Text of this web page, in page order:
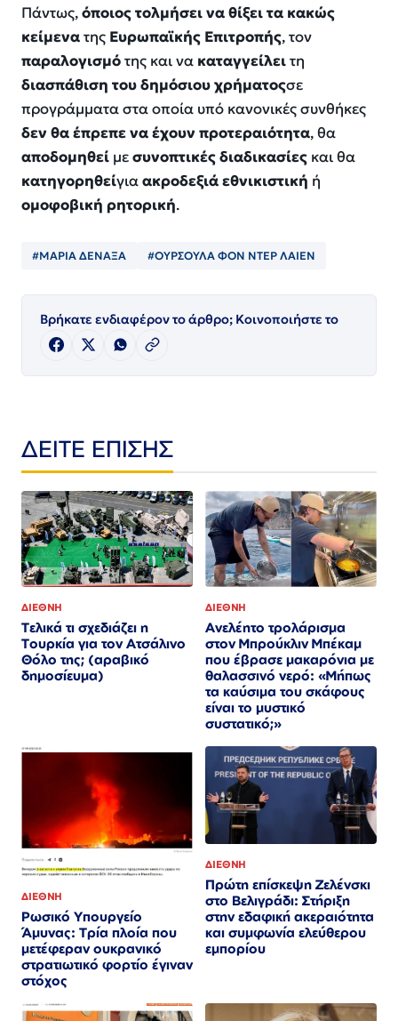
Πάντως,όποιος τολμήσει να θίξει τα κακώς
κείμενατης Ευρωπαϊκής Επιτροπής, τον
παραλογισμότης και να καταγγείλειτη
διασπάθιση του δημόσιου χρήματοςσε
προγράμματα στα οποία υπό κανονικές συνθήκες
δεν θα έπρεπε να έχουν προτεραιότητα, θα
αποδομηθεί μεσυνοπτικές διαδικασίες και θα
κατηγορηθείγιαακροδεξιά εθνικιστική ή
ομοφοβική ρητορική.
#ΜΑΡΙΑ ΔΕΝΑΞΑ #ΟΥΡΣΟΥΛΑ ΦΟΝ ΝΤΕΡ ΛΑΙΕΝ
Βρήκατε ενδιαφέρον το άρθρο; Κοινοποιήστε το
ΔΕΙΤΕ ΕΠΙΣΗΣ
ΔΙΕΘΝΗ
Τελικά τι σχεδιάζει η
Τουρκία για τον Ατσάλινο
Θόλο της; (αραβικό
δημοσίευμα)
ΔΙΕΘΝΗ
Ανελέητο τρολάρισμα
στον Μπρούκλιν Μπέκαμ
που έβρασε μακαρόνια με
θαλασσινό νερό: «Μήπως
τα καύσιμα του σκάφους
είναι το μυστικό
συστατικό;»
ΔΙΕΘΝΗ
Ρωσικό Υπουργείο
Άμυνας: Τρία πλοία που
μετέφεραν ουκρανικό
στρατιωτικό φορτίο έγιναν
στόχος
ΔΙΕΘΝΗ
Πρώτη επίσκεψη Ζελένσκι
στο Βελιγράδι: Στήριξη
στην εδαφική ακεραιότητα
και συμφωνία ελεύθερου
εμπορίου